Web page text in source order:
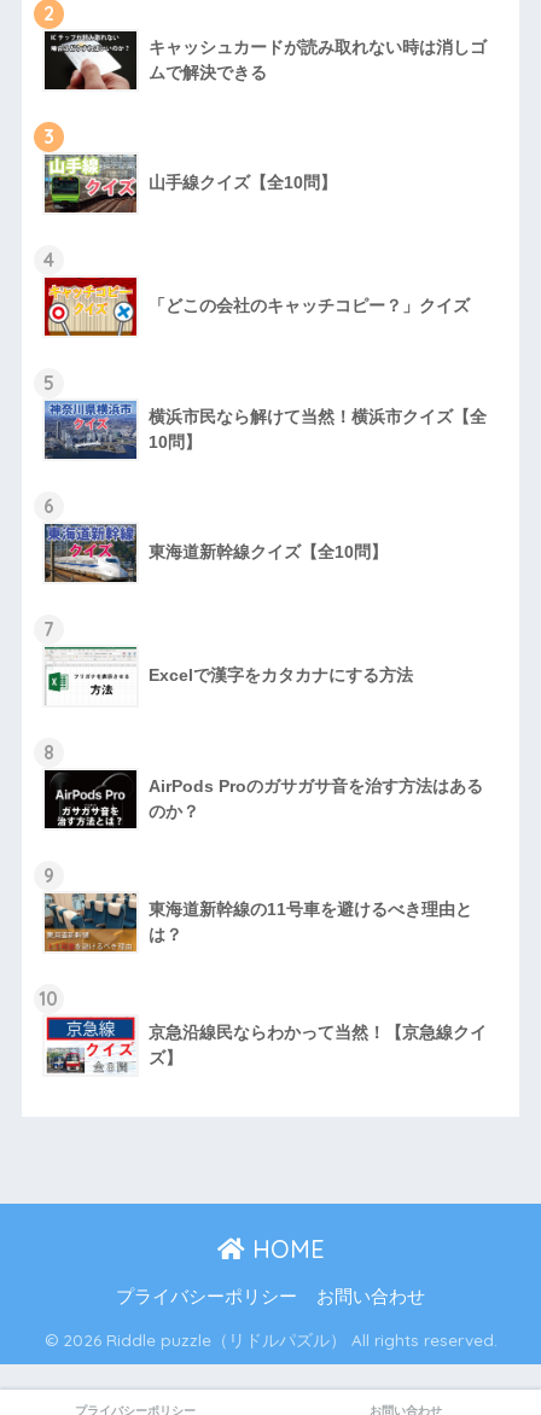
2
キャッシュカードが読み取れない時は消しゴ
ムで解決できる
3
山手線クイズ【全10問】
4
「どこの会社のキャッチコピー？」クイズ
5
横浜市民なら解けて当然！横浜市クイズ【全
10問】
6
東海道新幹線クイズ【全10問】
7
Excelで漢字をカタカナにする方法
8
AirPods Proのガサガサ音を治す方法はある
のか？
9
東海道新幹線の11号車を避けるべき理由と
は？
10
京急沿線民ならわかって当然！【京急線クイ
ズ】
HOME
プライバシーポリシー お問い合わせ
© 2026 Riddle puzzle（リドルパズル） All rights reserved.
プライバシーポリシー お問い合わせ